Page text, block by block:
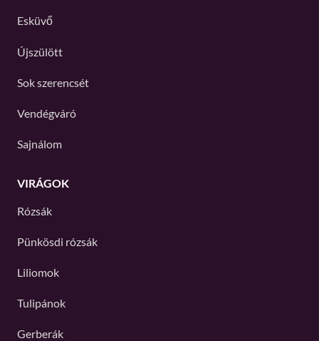
Esküvő
Újszülött
Sok szerencsét
Vendégváró
Sajnálom
VIRÁGOK
Rózsák
Pünkösdi rózsák
Liliomok
Tulipánok
Gerberák